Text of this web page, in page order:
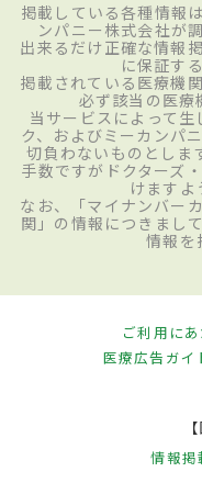
掲載している各種情報
ンパニー株式会社が
出来るだけ正確な情報
に保証す
掲載されている医療機
必ず該当の医療
当サービスによって
ク、およびミーカンパ
切負わないものとしま
手数ですがドクターズ
けますよ
なお、「マイナンバー
関」の情報につきまし
情報を
ご利用に
医療広告ガイ
情報掲